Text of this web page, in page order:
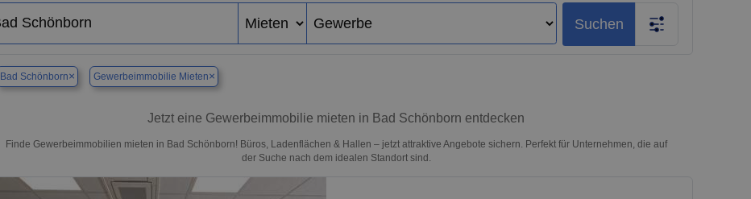
Suchen
Bad Schönborn× Gewerbeimmobilie Mieten×
Jetzt eine Gewerbeimmobilie mieten in Bad Schönborn entdecken
Finde Gewerbeimmobilien mieten in Bad Schönborn! Büros, Ladenflächen & Hallen – jetzt attraktive Angebote sichern. Perfekt für Unternehmen, die auf
der Suche nach dem idealen Standort sind.